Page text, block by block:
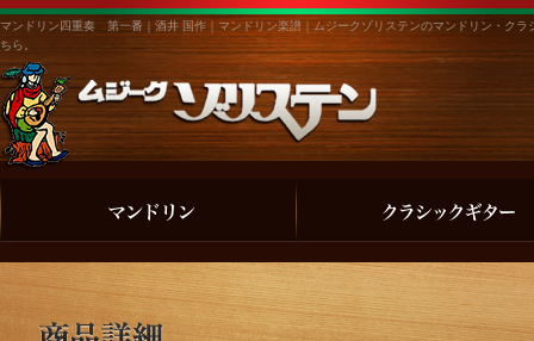
マンドリン四重奏 第一番｜酒井 国作｜マンドリン楽譜｜ムジークゾリステンのマンドリン・ク
ちら。